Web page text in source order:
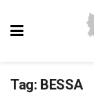
Tag: BESSA